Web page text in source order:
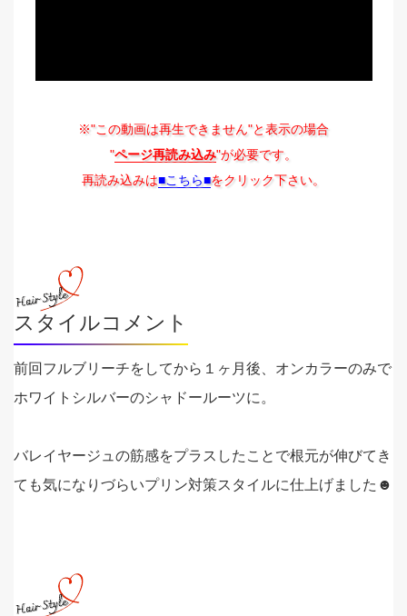
※"この動画は再生できません"と表示の場合
"ページ再読み込み"が必要です。
再読み込みは■こちら■をクリック下さい。
スタイルコメント
前回フルブリーチをしてから１ヶ月後、オンカラーのみで
ホワイトシルバーのシャドールーツに。
バレイヤージュの筋感をプラスしたことで根元が伸びてき
ても気になりづらいプリン対策スタイルに仕上げました☻